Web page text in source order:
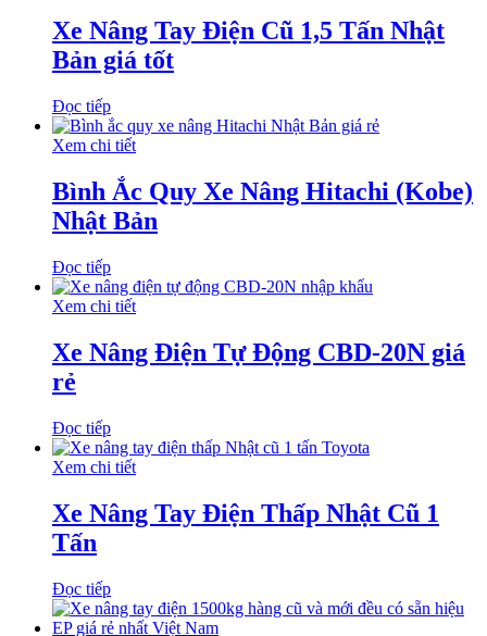
Xe Nâng Tay Điện Cũ 1,5 Tấn Nhật
Bản giá tốt
Đọc tiếp
Xem chi tiết
Bình Ắc Quy Xe Nâng Hitachi (Kobe)
Nhật Bản
Đọc tiếp
Xem chi tiết
Xe Nâng Điện Tự Động CBD-20N giá
rẻ
Đọc tiếp
Xem chi tiết
Xe Nâng Tay Điện Thấp Nhật Cũ 1
Tấn
Đọc tiếp